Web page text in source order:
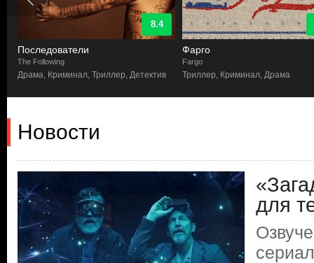
8.4
Последователи
The Following
Драма, Криминал, Триллер, Детектив
Фарго
Fargo
Триллер, Криминал, Драма
Новости
для